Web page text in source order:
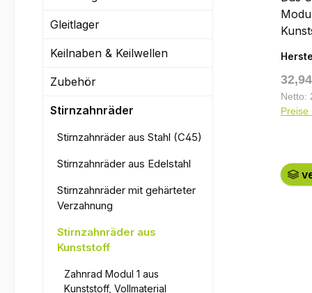
Gleitlager
Keilnaben & Keilwellen
Zubehör
Stirnzahnräder
Stirnzahnräder aus Stahl (C45)
Stirnzahnräder aus Edelstahl
Stirnzahnräder mit gehärteter
Verzahnung
Stirnzahnräder aus
Kunststoff
Zahnrad Modul 1 aus
Kunststoff, Vollmaterial
mm
Das
läuft
oder
ist
nach
DIN
—
Netto:
Preise